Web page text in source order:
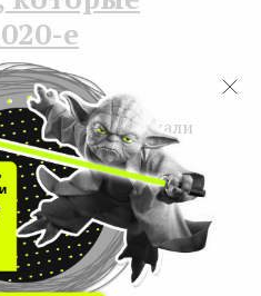
е
своим
тренды и вертикали